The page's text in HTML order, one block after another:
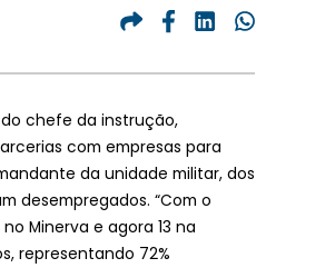
chefe da instrução,
com empresas para
da unidade militar, dos
desempregados. “Com o
Minerva e agora 13 na
representando 72%